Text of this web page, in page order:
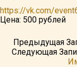
https://vk.com/
Цена: 500 рублей
Предыдущая
Следующая